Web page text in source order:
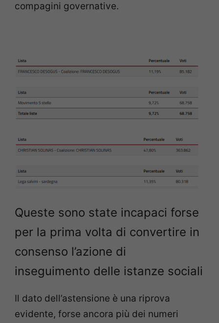
compagini governative.
Queste sono state incapaci forse
per la prima volta di convertire in
consenso l’azione di
inseguimento delle istanze sociali
Il dato dell’astensione è una riprova
evidente, forse ancora più dei numeri